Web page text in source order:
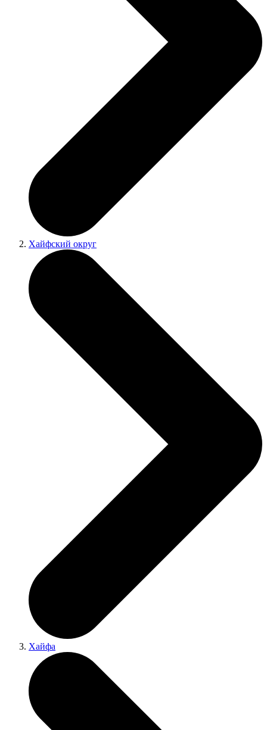
Хайфский округ
Хайфа